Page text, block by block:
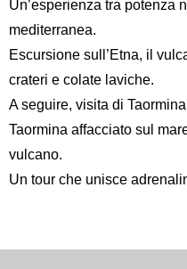
Un’esperienza tra potenza
mediterranea.
Escursione sull’Etna, il
crateri e colate laviche.
A seguire, visita di
Taormina affacciato sul
vulcano.
Un tour che unisce